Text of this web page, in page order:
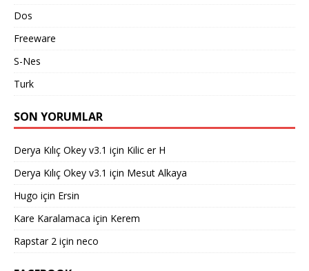
Dos
Freeware
S-Nes
Turk
SON YORUMLAR
Derya Kılıç Okey v3.1 için Kilic er H
Derya Kılıç Okey v3.1 için Mesut Alkaya
Hugo için Ersin
Kare Karalamaca için Kerem
Rapstar 2 için neco